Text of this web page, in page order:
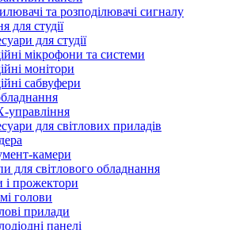
та розподілювачі сигналу
для студії
для студії
мікрофони та системи
монітори
сабвуфери
управління
для світлових приладів
камери
для світлового обладнання
і прожектори
голови
прилади
панелі